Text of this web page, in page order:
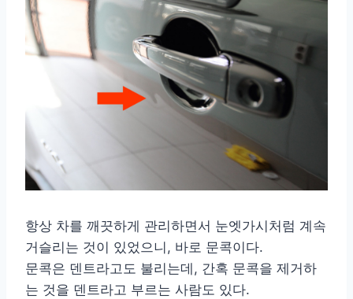
항상 차를 깨끗하게 관리하면서 눈엣가시처럼 계속
거슬리는 것이 있었으니, 바로 문콕이다.
문콕은 덴트라고도 불리는데, 간혹 문콕을 제거하
는 것을 덴트라고 부르는 사람도 있다.